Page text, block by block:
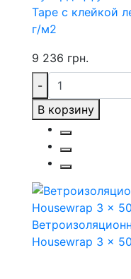
Tape с клейкой
г/м2
9 236 грн.
-
В корзину
Housewrap 3 x